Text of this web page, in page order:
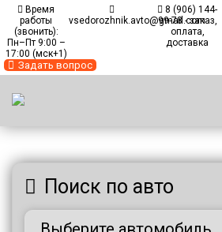
Время
работы
(звонить):
Пн–Пт 9:00 –
17:00 (мск+1)
vsedorozhnik.avto@gmail.com
8 (906) 144-
99-78 - заказ,
оплата,
доставка
Задать вопрос
Поиск по авто